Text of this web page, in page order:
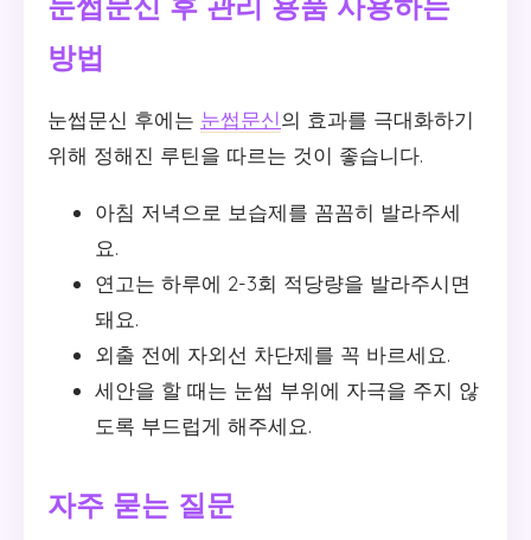
방법
눈썹문신 후에는 눈썹문신의 효과를 극대화하기
위해 정해진 루틴을 따르는 것이 좋습니다.
아침 저녁으로 보습제를 꼼꼼히 발라주세
요.
연고는 하루에 2-3회 적당량을 발라주시면
돼요.
외출 전에 자외선 차단제를 꼭 바르세요.
세안을 할 때는 눈썹 부위에 자극을 주지 않
도록 부드럽게 해주세요.
자주 묻는 질문